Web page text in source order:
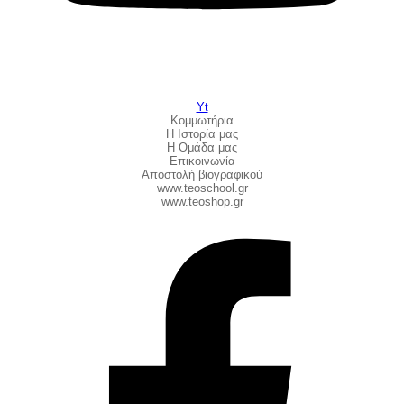
Yt
Κομμωτήρια
Η Ιστορία μας
Η Ομάδα μας
Επικοινωνία
Αποστολή βιογραφικού
www.teoschool.gr
www.teoshop.gr